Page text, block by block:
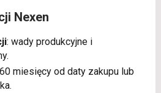
Nexen
: wady produkcyjne i
miesięcy od daty zakupu lub